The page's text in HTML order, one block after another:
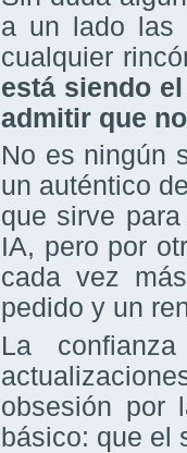
a un lado las
cualquier
está siendo
admitir que
No es ningún
un auténtico
que sirve
IA, pero por
cada vez
pedido y un
La
obsesión por
básico: que el